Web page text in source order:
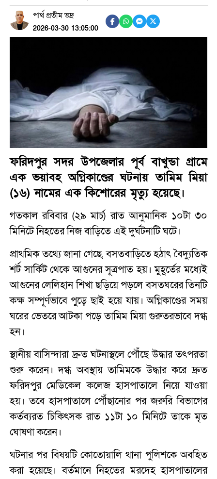
পার্থ প্রতীম ভদ্র
2026-03-30 13:05:00
ফরিদপুর সদর উপজেলার পূর্ব বাখুন্ডা গ্রামে
এক ভয়াবহ অগ্নিকাণ্ডের ঘটনায় তামিম মিয়া
(১৬) নামের এক কিশোরের মৃত্যু হয়েছে।
গতকাল রবিবার (২৯ মার্চ) রাত আনুমানিক ১০টা ৩০
মিনিটে নিহতের নিজ বাড়িতে এই দুর্ঘটনাটি ঘটে।
প্রাথমিক তথ্যে জানা গেছে, বসতবাড়িতে হঠাৎ বৈদ্যুতিক
শর্ট সার্কিট থেকে আগুনের সূত্রপাত হয়। মুহূর্তের মধ্যেই
আগুনের লেলিহান শিখা ছড়িয়ে পড়লে বসতঘরের তিনটি
কক্ষ সম্পূর্ণভাবে পুড়ে ছাই হয়ে যায়। অগ্নিকাণ্ডের সময়
ঘরের ভেতরে আটকা পড়ে তামিম মিয়া গুরুতরভাবে দগ্ধ
হন।
স্থানীয় বাসিন্দারা দ্রুত ঘটনাস্থলে পৌঁছে উদ্ধার তৎপরতা
শুরু করেন। দগ্ধ অবস্থায় তামিমকে উদ্ধার করে দ্রুত
ফরিদপুর মেডিকেল কলেজ হাসপাতালে নিয়ে যাওয়া
হয়। তবে হাসপাতালে পৌঁছানোর পর জরুরি বিভাগের
কর্তব্যরত চিকিৎসক রাত ১১টা ১০ মিনিটে তাকে মৃত
ঘোষণা করেন।
ঘটনার পর বিষয়টি কোতোয়ালি থানা পুলিশকে অবহিত
করা হয়েছে। বর্তমানে নিহতের মরদেহ হাসপাতালের